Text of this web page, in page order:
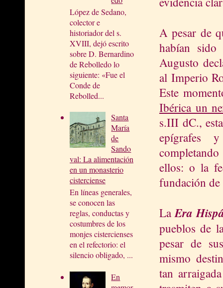
López de Sedano,
colector e
historiador del s.
XVIII, dejó escrito
sobre D. Bernardino
de Rebolledo lo
siguiente: «Fue el
Conde de
Rebolled...
Santa
María
de
Sando
val: La alimentación
en un monasterio
cisterciense
En líneas generales,
se conocen las
reglas, conductas y
costumbres de los
monjes cistercienses
en el refectorio: el
silencio obligado, ...
En
A pesar de
habían
Augusto
al Imperio
Este
Ibérica un
s.III dC.,
epígrafes
ellos: o la
fundación de
LaEra
pueblos de
pesar de
mismo
tan